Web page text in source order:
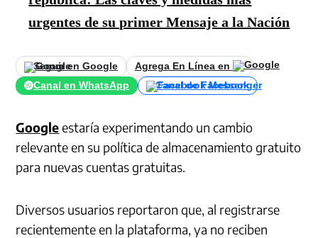
urgentes de su primer Mensaje a la Nación
Seguir en Google
Agrega En Línea en
Canal en WhatsApp
Canal de Facebook
Googleestaría experimentando un cambio
relevante en su política de almacenamiento gratuito
para nuevas cuentas gratuitas.
Diversos usuarios reportaron que, al registrarse
recientemente en la plataforma, ya no reciben